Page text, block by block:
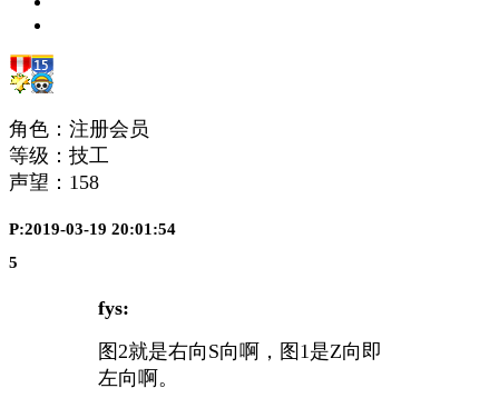
角色：注册会员
等级：技工
声望： 158
P:2019-03-19 20:01:54
5
fys:
图2就是右向S向啊，图1是Z向即
左向啊。